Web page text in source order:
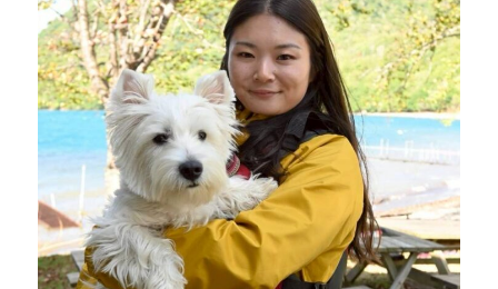
ニュース
フォト＆ムービー
お問い合わせ